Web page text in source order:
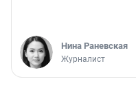
Нина Раневская
Журналист